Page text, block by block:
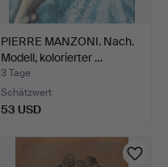
PIERRE MANZONI. Nach.
Modell, kolorierter …
3 Tage
Schätzwert
53 USD